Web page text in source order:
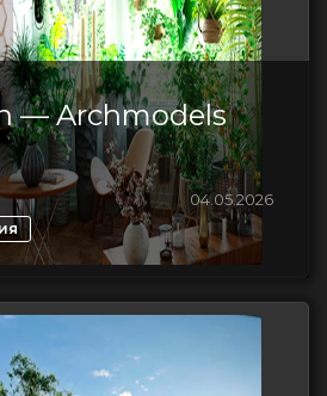
— Archmodels
04.05.2026